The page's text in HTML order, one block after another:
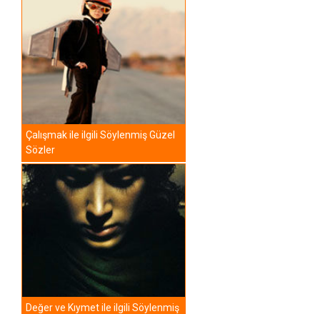
Çalışmak ile ilgili Söylenmiş Güzel
Sözler
Değer ve Kıymet ile ilgili Söylenmiş